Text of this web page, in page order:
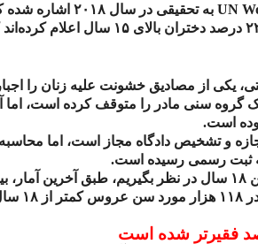
UN به تحقیقی در سال ۲۰۱۸ اشاره شده
۵ درصد دختران بالای ۱۵ سال اعلام
یکی از مصادیق خشونت علیه زنان را
گروه سنی مادر را متوقف کرده است،
است.
و تشخیص دادگاه مجاز است، اما
ثبت رسمی رسیده است.
۱۸ سال در نظر بگیریم، طبق آخرین
۱۱۸ هزار مورد سن عروس کمتر از ۱۸
فقیرتر شده است